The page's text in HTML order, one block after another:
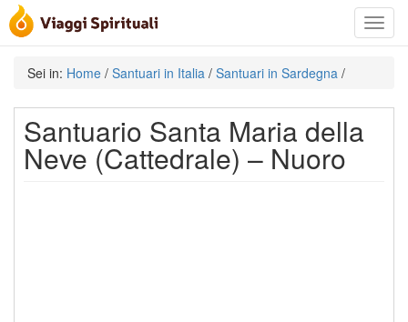
Toggle
Sei in: Home / Santuari in Italia / Santuari in Sardegna /
Santuario Santa Maria della
Neve (Cattedrale) – Nuoro